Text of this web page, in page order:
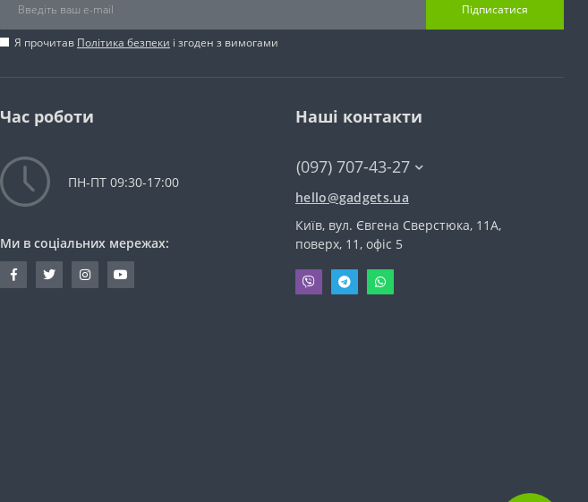
Підписатися
Я прочитав Політика безпеки і згоден з вимогами
Час роботи
ПН-ПТ 09:30-17:00
Ми в соціальних мережах:
Наші контакти
(097) 707-43-27
hello@gadgets.ua
Київ, вул. Євгена Сверстюка, 11А,
поверх, 11, офіс 5